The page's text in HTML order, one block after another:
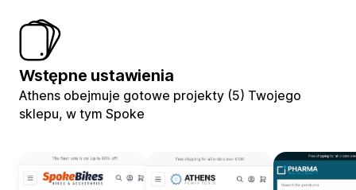
Wstępne ustawienia
Athens obejmuje gotowe projekty (5) Twojego
sklepu, w tym Spoke